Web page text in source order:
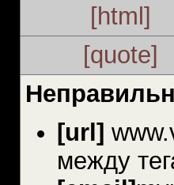
[html]
[quote]
[url]
между